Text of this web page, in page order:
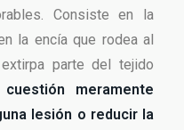
Consiste en la
la encía que rodea al
parte del tejido
meramente
lesión o reducir la